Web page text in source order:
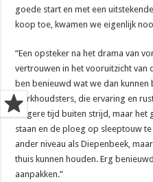
goede start en met een
koop toe, kwamen we eigenlijk
“Een opsteker na het drama van
vertrouwen in het vooruitzicht van
ben benieuwd wat we dan kunnen
sterkhoudsters, die ervaring en
langere tijd buiten strijd, maar het
staan en de ploeg op sleeptouw
ander niveau als Diepenbeek,
thuis kunnen houden. Erg
aanpakken.”